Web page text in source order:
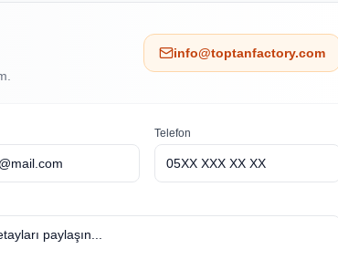
info@toptanfactory.com
Telefon